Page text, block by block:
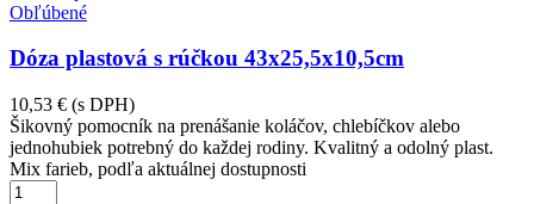
Obľúbené
Dóza plastová s rúčkou 43x25,5x10,5cm
10,53 € (s DPH)
Šikovný pomocník na prenášanie koláčov, chlebíčkov alebo
jednohubiek potrebný do každej rodiny. Kvalitný a odolný plast.
Mix farieb, podľa aktuálnej dostupnosti